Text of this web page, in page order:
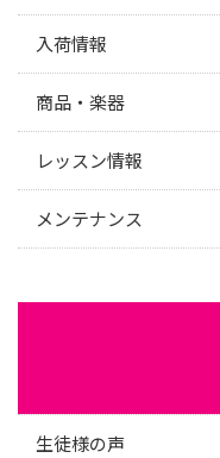
入荷情報
商品・楽器
レッスン情報
メンテナンス
生徒様の声